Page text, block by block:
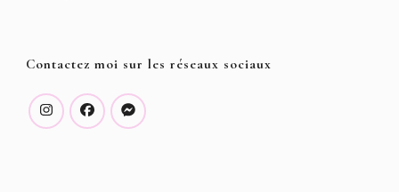
Contactez moi sur les réseaux sociaux